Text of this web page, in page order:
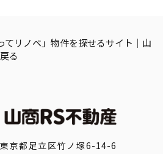
てリノベ」物件を探せるサイト｜山
る
京都足立区竹ノ塚6-14-6